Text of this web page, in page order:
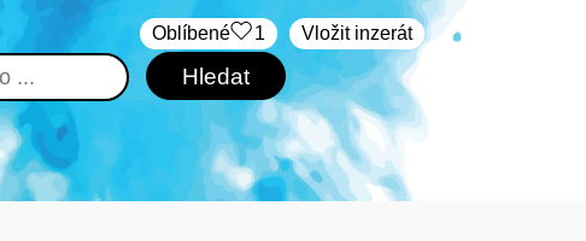
Vložit inzerát
Oblíbené 1